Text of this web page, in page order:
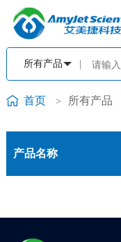
首页 > 所有产品
产品名称